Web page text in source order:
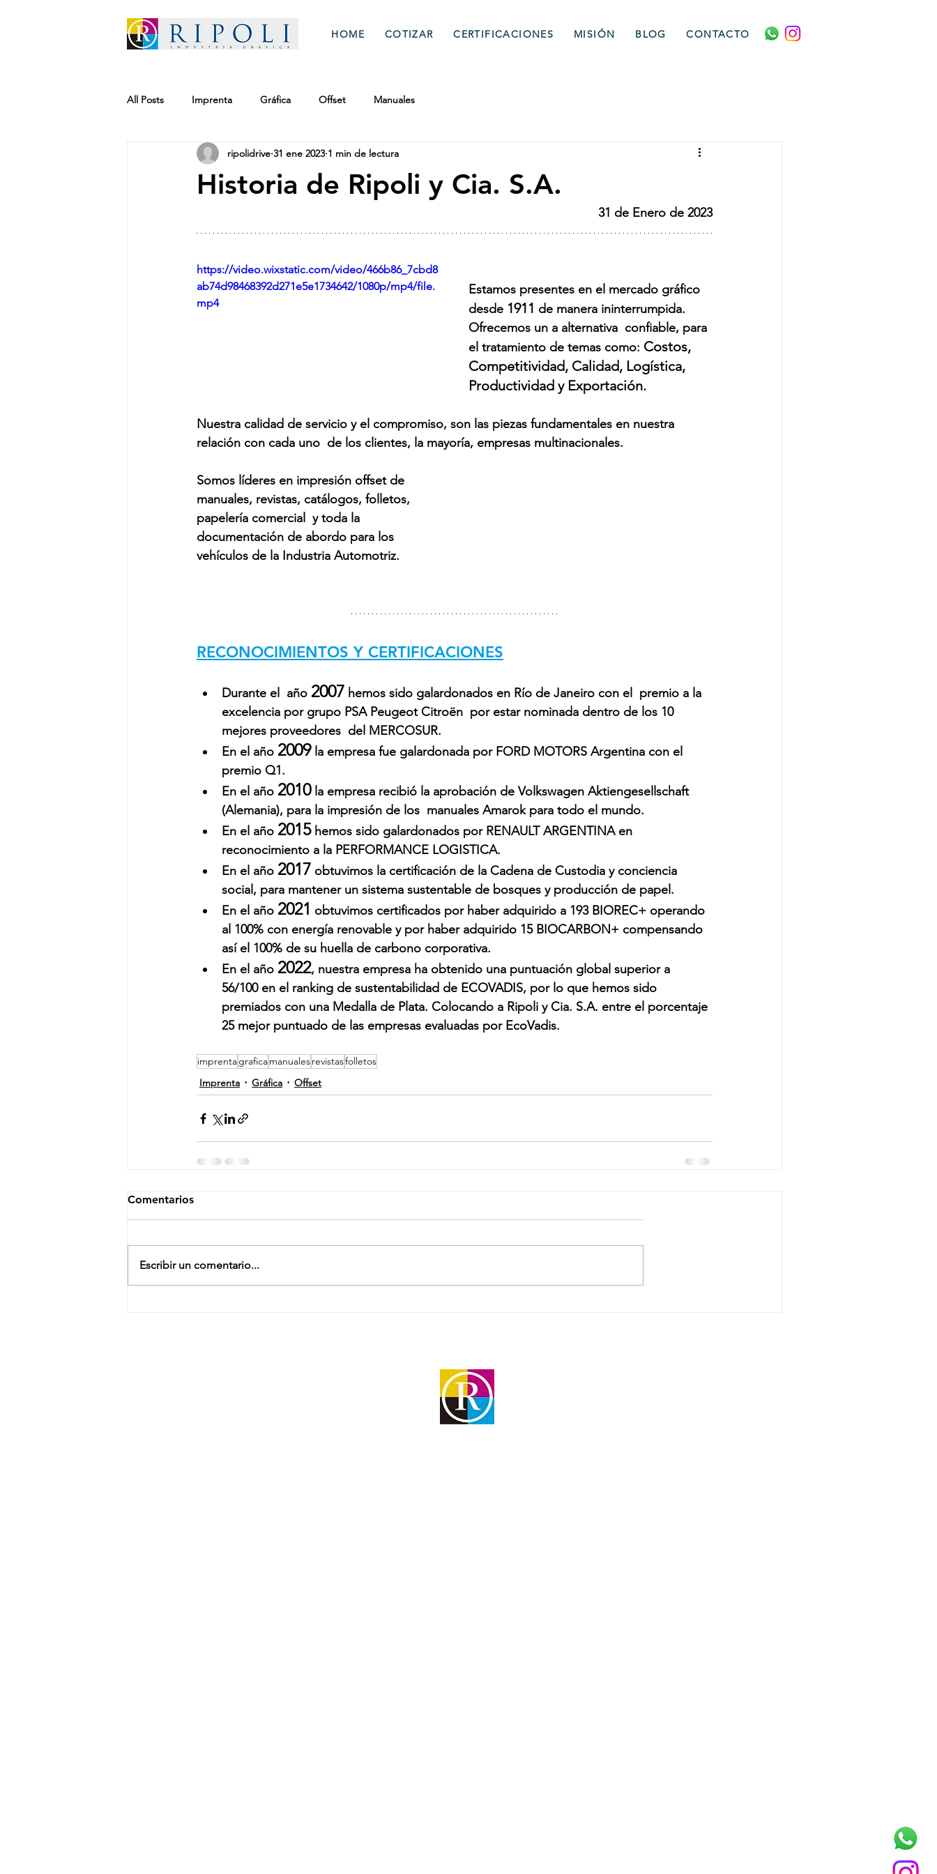
HOME COTIZAR CERTIFICACIONES MISIÓN BLOG CONTACTO
All Posts Imprenta Gráfica Offset Manuales
Historia de Ripoli y Cia. S.A.
ripolidrive 31 ene 2023 1 min de lectura
31 de Enero de 2023
https://video.wixstatic.com/video/466b86_7cbd8
ab74d98468392d271e5e1734642/1080p/mp4/file.
mp4
Estamos presentes en el mercado gráfico
desde 1911 de manera ininterrumpida.
Ofrecemos un a alternativa  confiable, para
el tratamiento de temas como: Costos,
Competitividad, Calidad, Logística,
Productividad y Exportación.
Nuestra calidad de servicio y el compromiso, son las piezas fundamentales en nuestra
relación con cada uno  de los clientes, la mayoría, empresas multinacionales.
Somos líderes en impresión offset de
manuales, revistas, catálogos, folletos,
papelería comercial  y toda la
documentación de abordo para los
vehículos de la Industria Automotriz.
RECONOCIMIENTOS Y CERTIFICACIONES
Durante el  año 2007 hemos sido galardonados en Río de Janeiro con el  premio a la
excelencia por grupo PSA Peugeot Citroën  por estar nominada dentro de los 10
mejores proveedores  del MERCOSUR.
En el año 2009 la empresa fue galardonada por FORD MOTORS Argentina con el
premio Q1.
En el año 2010 la empresa recibió la aprobación de Volkswagen Aktiengesellschaft
(Alemania), para la impresión de los  manuales Amarok para todo el mundo.
En el año 2015 hemos sido galardonados por RENAULT ARGENTINA en
reconocimiento a la PERFORMANCE LOGISTICA.
En el año 2017 obtuvimos la certificación de la Cadena de Custodia y conciencia
social, para mantener un sistema sustentable de bosques y producción de papel.
En el año 2021 obtuvimos certificados por haber adquirido a 193 BIOREC+ operando
al 100% con energía renovable y por haber adquirido 15 BIOCARBON+ compensando
así el 100% de su huella de carbono corporativa.
En el año 2022, nuestra empresa ha obtenido una puntuación global superior a
56/100 en el ranking de sustentabilidad de ECOVADIS, por lo que hemos sido
premiados con una Medalla de Plata. Colocando a Ripoli y Cia. S.A. entre el porcentaje
25 mejor puntuado de las empresas evaluadas por EcoVadis.
imprentagraficamanualesrevistasfolletos
Imprenta
Gráfica Offset
Comentarios
Escribir un comentario...